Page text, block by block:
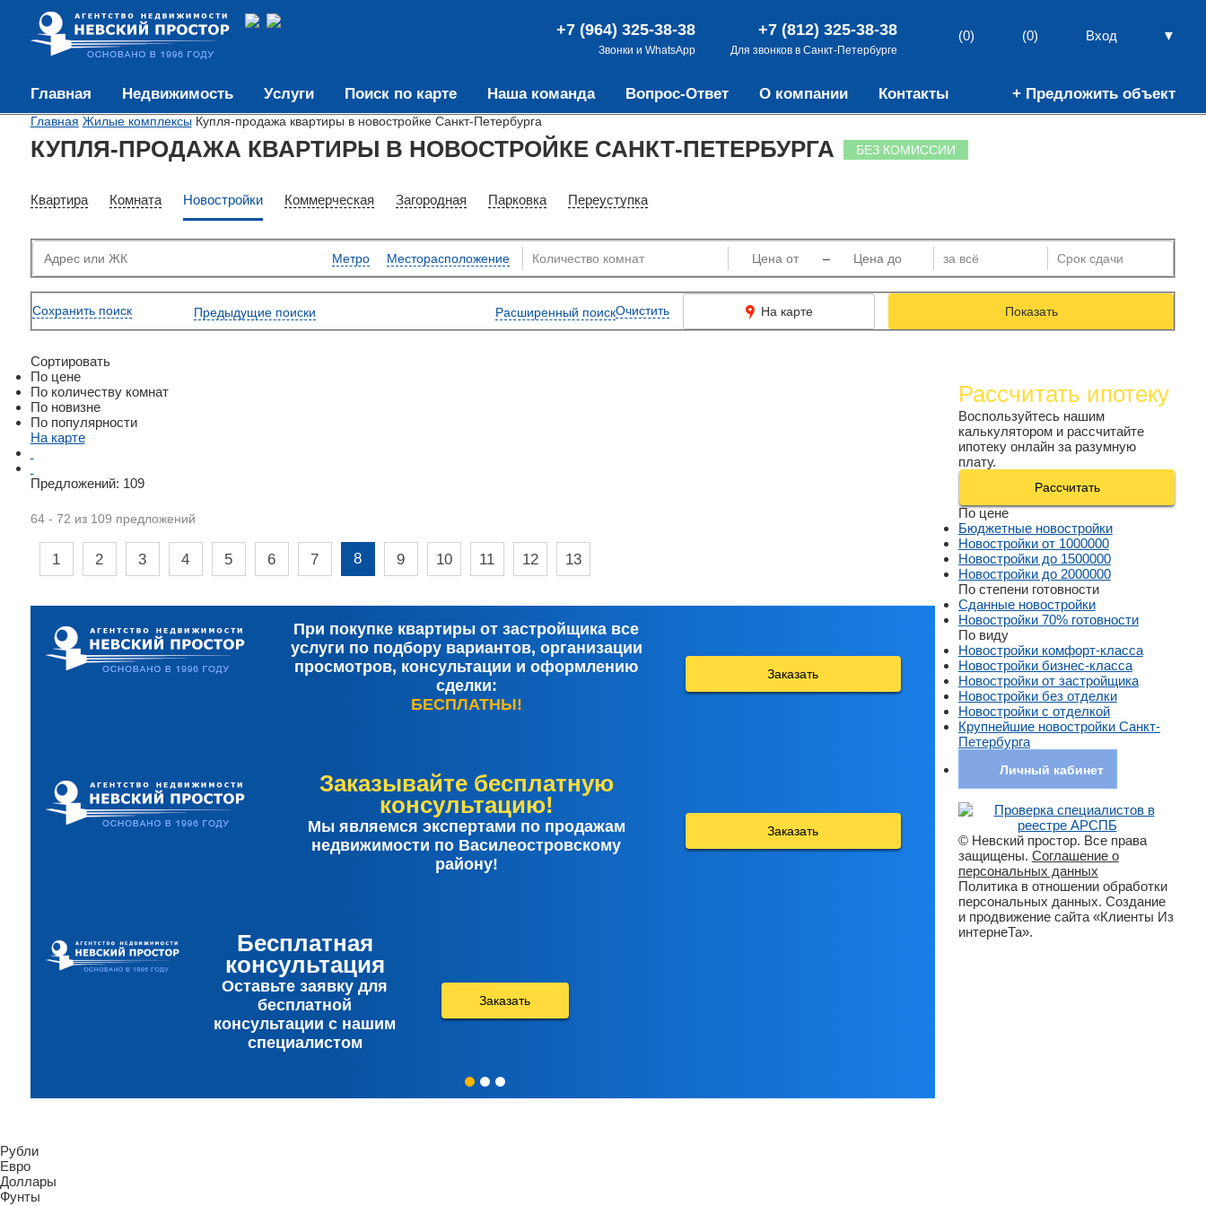
▼
Вход
(0)
(0)
+7 (812) 325-38-38
Для звонков в Санкт-Петербурге
+7 (964) 325-38-38
Звонки и WhatsApp
+ Предложить объект
Главная Недвижимость Услуги Поиск по карте Наша команда Вопрос-Ответ О компании Контакты
Главная Жилые комплексы Купля-продажа квартиры в новостройке Санкт-Петербурга
КУПЛЯ-ПРОДАЖА КВАРТИРЫ В НОВОСТРОЙКЕ САНКТ-ПЕТЕРБУРГА БЕЗ КОМИССИИ
Квартира Комната Новостройки Коммерческая Загородная Парковка Переуступка
Метро Месторасположение –
Сохранить поиск Предыдущие поиски Расширенный поискОчистить На карте Показать
Сортировать
По цене
По количеству комнат
По новизне
По популярности
На карте
Предложений: 109
64 - 72 из 109 предложений
1 2 3 4 5 6 7 8 9 10 11 12 13
При покупке квартиры от застройщика все
услуги по подбору вариантов, организации
просмотров, консультации и оформлению
сделки:
БЕСПЛАТНЫ!
Заказать
Заказывайте бесплатную
консультацию!
Мы являемся экспертами по продажам
недвижимости по Василеостровскому
району!
Заказать
Бесплатная
консультация
Оставьте заявку для
бесплатной
консультации с нашим
специалистом
Заказать
Рассчитать ипотеку
Воспользуйтесь нашим
калькулятором и рассчитайте
ипотеку онлайн за разумную
плату.
Рассчитать
По цене
Бюджетные новостройки
Новостройки от 1000000
Новостройки до 1500000
Новостройки до 2000000
По степени готовности
Сданные новостройки
Новостройки 70% готовности
По виду
Новостройки комфорт-класса
Новостройки бизнес-класса
Новостройки от застройщика
Новостройки без отделки
Новостройки с отделкой
Крупнейшие новостройки Санкт-
Петербурга
Личный кабинет
© Невский простор. Все права
защищены. Соглашение о
персональных данных
Политика в отношении обработки
персональных данных. Создание
и продвижение сайта «Клиенты Из
интернеТа».
Рубли
Евро
Доллары
Фунты